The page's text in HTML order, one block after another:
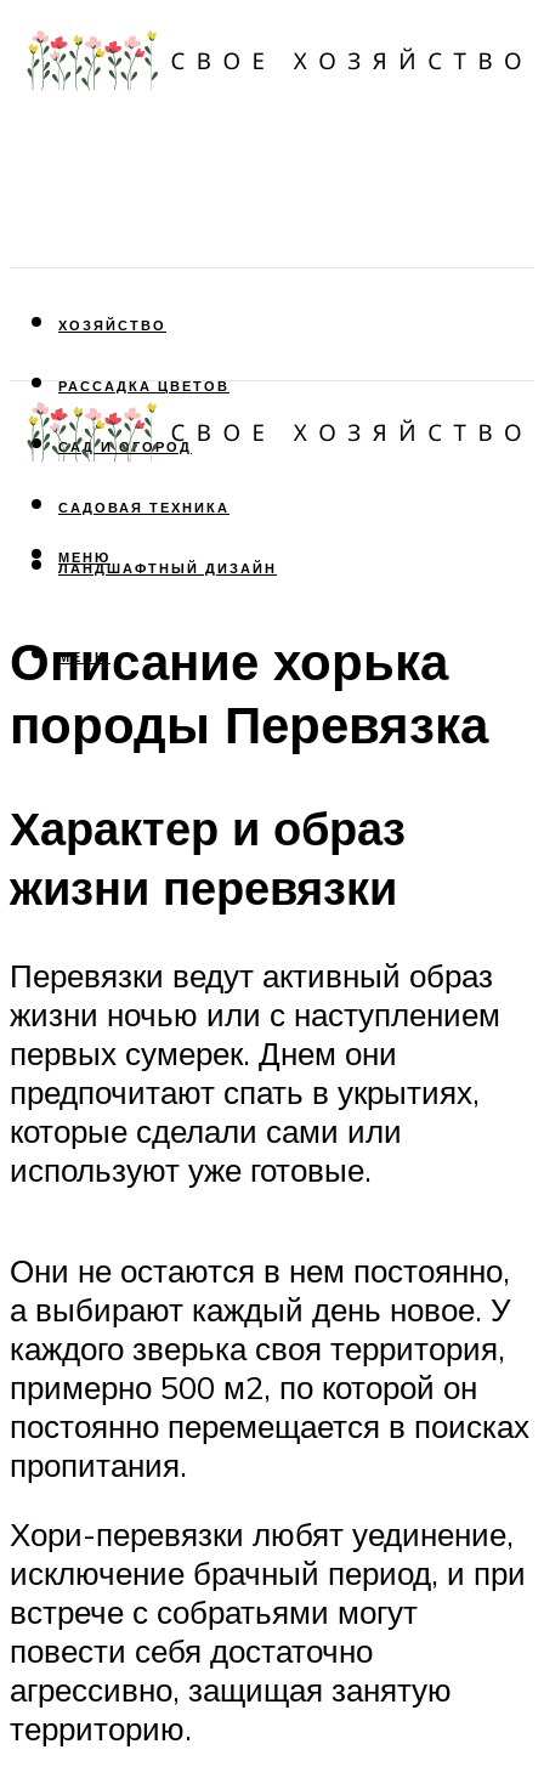
ХОЗЯЙСТВО
РАССАДКА ЦВЕТОВ
САД И ОГОРОД
САДОВАЯ ТЕХНИКА
ЛАНДШАФТНЫЙ ДИЗАЙН
МЕНЮ
МЕНЮ
Описание хорька
породы Перевязка
Характер и образ
жизни перевязки
Перевязки ведут активный образ
жизни ночью или с наступлением
первых сумерек. Днем они
предпочитают спать в укрытиях,
которые сделали сами или
используют уже готовые.
Они не остаются в нем постоянно,
а выбирают каждый день новое. У
каждого зверька своя территория,
примерно 500 м2, по которой он
постоянно перемещается в поисках
пропитания.
Хори-перевязки любят уединение,
исключение брачный период, и при
встрече с собратьями могут
повести себя достаточно
агрессивно, защищая занятую
территорию.